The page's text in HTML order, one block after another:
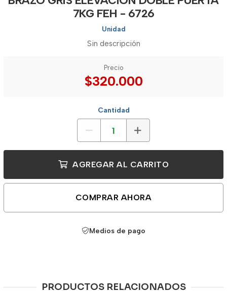
7KG FEH - 6726
Unidad
Sin descripción
Precio
$320.000
Cantidad
AGREGAR AL CARRITO
COMPRAR AHORA
Medios de pago
PRODUCTOS RELACIONADOS